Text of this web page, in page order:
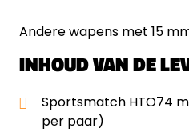
Andere wapens met 15
INHOUD VAN DE
Sportsmatch HTO74
per paar)